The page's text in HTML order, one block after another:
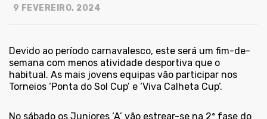
9 FEVEREIRO, 2024
Devido ao período carnavalesco, este será um fim-de-
semana com menos atividade desportiva que o
habitual. As mais jovens equipas vão participar nos
Torneios ‘Ponta do Sol Cup’ e ‘Viva Calheta Cup’.
No sábado os Juniores ‘A’ vão estrear-se na 2ª fase do